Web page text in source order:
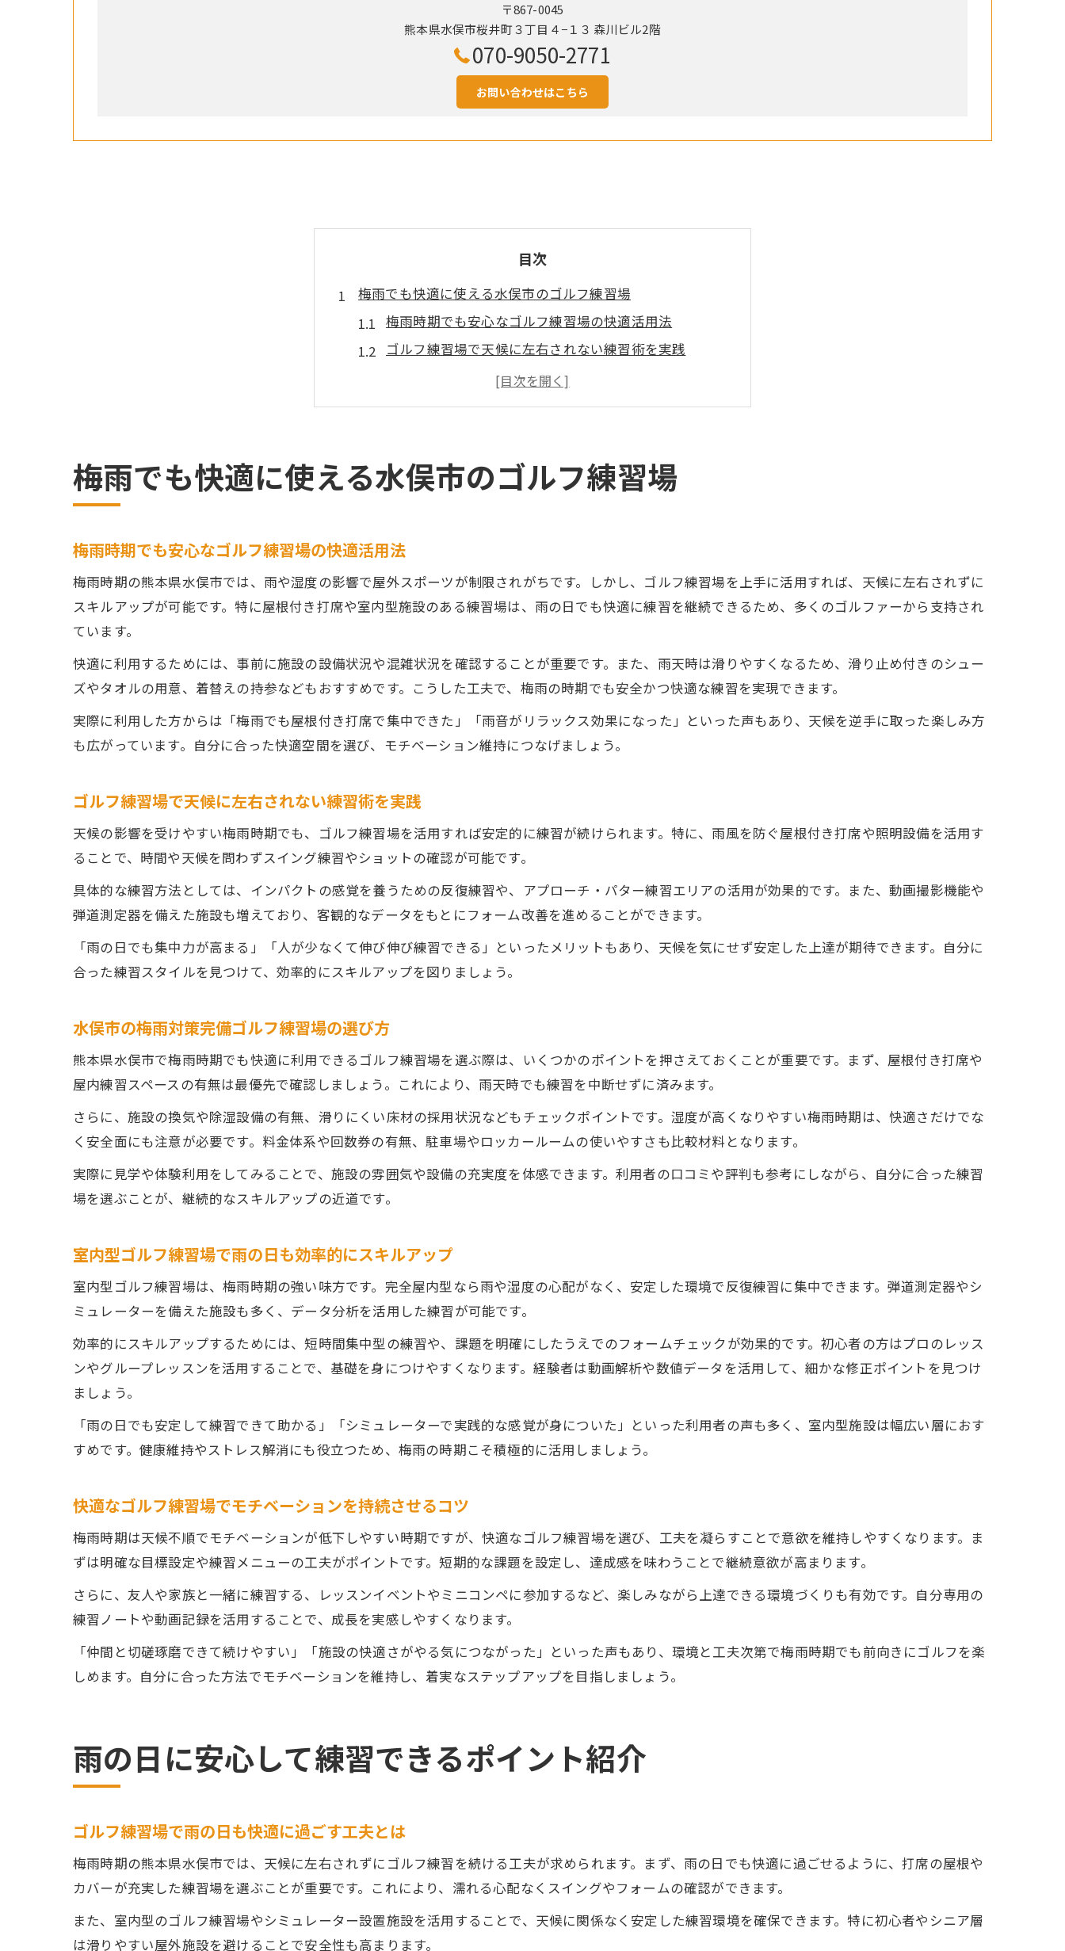
〒867-0045
熊本県水俣市桜井町３丁目４−１３ 森川ビル2階
070-9050-2771
お問い合わせはこちら
目次
梅雨でも快適に使える水俣市のゴルフ練習場
梅雨時期でも安心なゴルフ練習場の快適活用法
ゴルフ練習場で天候に左右されない練習術を実践
水俣市の梅雨対策完備ゴルフ練習場の選び方
室内型ゴルフ練習場で雨の日も効率的にスキルアップ
雨の日に安心して練習できるポイント紹介
ゴルフ練習場で雨の日も快適に過ごす工夫とは
強風や豪雨に強いゴルフ練習場の施設安全性を確認
水俣市の酸素カプセル併設ゴルフ練習場の利点
雨でも安心なゴルフ練習場利用の注意点まとめ
梅雨時期に最適なゴルフ練習場設備の見極め方
屋内型ゴルフ練習場の機能と快適性を徹底比較
カバー付き打席で雨対策万全なゴルフ練習場とは
設備充実のゴルフ練習場で安心して練習する方法
水俣市ゴルフ練習場の料金相場と節約術
球貸し制と打ち放題制の料金比較と選び方
練習スタイル別に最適なゴルフ練習場料金を選ぶ
効率的なスキル向上は屋内練習場がカギ
最新設備のゴルフ練習場で上達スピードを実感
集中練習が叶う屋内ゴルフ練習場のメリット
初心者も安心なゴルフ練習場のサポートポイント
梅雨時期のモチベ維持と安心利用の工夫
梅雨でも続けやすいゴルフ練習場利用のコツ
ゴルフ練習場でモチベーションを高く保つ方法
安心して通える施設選びと運用体制の確認ポイント
練習成果を感じるためのゴルフ練習場活用術
梅雨でも快適に使える水俣市のゴルフ練習場
梅雨時期でも安心なゴルフ練習場の快適活用法
梅雨時期の熊本県水俣市では、雨や湿度の影響で屋外スポーツが制限されがちです。しかし、ゴルフ練習場を上手に活用すれば、天候に左右されずに
スキルアップが可能です。特に屋根付き打席や室内型施設のある練習場は、雨の日でも快適に練習を継続できるため、多くのゴルファーから支持され
ています。
快適に利用するためには、事前に施設の設備状況や混雑状況を確認することが重要です。また、雨天時は滑りやすくなるため、滑り止め付きのシュー
ズやタオルの用意、着替えの持参などもおすすめです。こうした工夫で、梅雨の時期でも安全かつ快適な練習を実現できます。
実際に利用した方からは「梅雨でも屋根付き打席で集中できた」「雨音がリラックス効果になった」といった声もあり、天候を逆手に取った楽しみ方
も広がっています。自分に合った快適空間を選び、モチベーション維持につなげましょう。
ゴルフ練習場で天候に左右されない練習術を実践
天候の影響を受けやすい梅雨時期でも、ゴルフ練習場を活用すれば安定的に練習が続けられます。特に、雨風を防ぐ屋根付き打席や照明設備を活用す
ることで、時間や天候を問わずスイング練習やショットの確認が可能です。
具体的な練習方法としては、インパクトの感覚を養うための反復練習や、アプローチ・パター練習エリアの活用が効果的です。また、動画撮影機能や
弾道測定器を備えた施設も増えており、客観的なデータをもとにフォーム改善を進めることができます。
「雨の日でも集中力が高まる」「人が少なくて伸び伸び練習できる」といったメリットもあり、天候を気にせず安定した上達が期待できます。自分に
合った練習スタイルを見つけて、効率的にスキルアップを図りましょう。
水俣市の梅雨対策完備ゴルフ練習場の選び方
熊本県水俣市で梅雨時期でも快適に利用できるゴルフ練習場を選ぶ際は、いくつかのポイントを押さえておくことが重要です。まず、屋根付き打席や
屋内練習スペースの有無は最優先で確認しましょう。これにより、雨天時でも練習を中断せずに済みます。
さらに、施設の換気や除湿設備の有無、滑りにくい床材の採用状況などもチェックポイントです。湿度が高くなりやすい梅雨時期は、快適さだけでな
く安全面にも注意が必要です。料金体系や回数券の有無、駐車場やロッカールームの使いやすさも比較材料となります。
実際に見学や体験利用をしてみることで、施設の雰囲気や設備の充実度を体感できます。利用者の口コミや評判も参考にしながら、自分に合った練習
場を選ぶことが、継続的なスキルアップの近道です。
室内型ゴルフ練習場で雨の日も効率的にスキルアップ
室内型ゴルフ練習場は、梅雨時期の強い味方です。完全屋内型なら雨や湿度の心配がなく、安定した環境で反復練習に集中できます。弾道測定器やシ
ミュレーターを備えた施設も多く、データ分析を活用した練習が可能です。
効率的にスキルアップするためには、短時間集中型の練習や、課題を明確にしたうえでのフォームチェックが効果的です。初心者の方はプロのレッス
ンやグループレッスンを活用することで、基礎を身につけやすくなります。経験者は動画解析や数値データを活用して、細かな修正ポイントを見つけ
ましょう。
「雨の日でも安定して練習できて助かる」「シミュレーターで実践的な感覚が身についた」といった利用者の声も多く、室内型施設は幅広い層におす
すめです。健康維持やストレス解消にも役立つため、梅雨の時期こそ積極的に活用しましょう。
快適なゴルフ練習場でモチベーションを持続させるコツ
梅雨時期は天候不順でモチベーションが低下しやすい時期ですが、快適なゴルフ練習場を選び、工夫を凝らすことで意欲を維持しやすくなります。ま
ずは明確な目標設定や練習メニューの工夫がポイントです。短期的な課題を設定し、達成感を味わうことで継続意欲が高まります。
さらに、友人や家族と一緒に練習する、レッスンイベントやミニコンペに参加するなど、楽しみながら上達できる環境づくりも有効です。自分専用の
練習ノートや動画記録を活用することで、成長を実感しやすくなります。
「仲間と切磋琢磨できて続けやすい」「施設の快適さがやる気につながった」といった声もあり、環境と工夫次第で梅雨時期でも前向きにゴルフを楽
しめます。自分に合った方法でモチベーションを維持し、着実なステップアップを目指しましょう。
雨の日に安心して練習できるポイント紹介
ゴルフ練習場で雨の日も快適に過ごす工夫とは
梅雨時期の熊本県水俣市では、天候に左右されずにゴルフ練習を続ける工夫が求められます。まず、雨の日でも快適に過ごせるように、打席の屋根や
カバーが充実した練習場を選ぶことが重要です。これにより、濡れる心配なくスイングやフォームの確認ができます。
また、室内型のゴルフ練習場やシミュレーター設置施設を活用することで、天候に関係なく安定した練習環境を確保できます。特に初心者やシニア層
は滑りやすい屋外施設を避けることで安全性も高まります。